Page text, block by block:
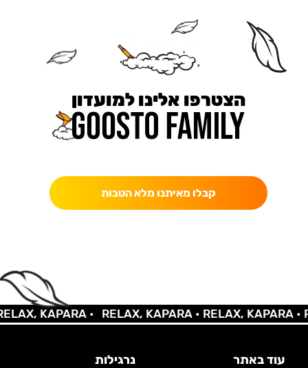
הצטרפו אלינו למועדון
קבלו מאיתנו מלא הטבות
KAPARA • RELAX, KAPARA •RELAX, KAPARA •
עוד באתר נרגילות